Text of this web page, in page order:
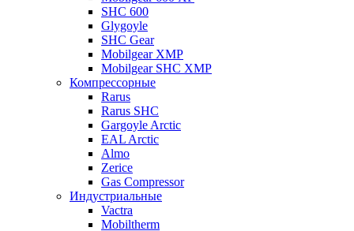
SHC 600
Glygoyle
SHC Gear
Mobilgear XMP
Mobilgear SHC XMP
Компрессорные
Rarus
Rarus SHC
Gargoyle Arctic
EAL Arctic
Almo
Zerice
Gas Compressor
Индустриальные
Vactra
Mobiltherm